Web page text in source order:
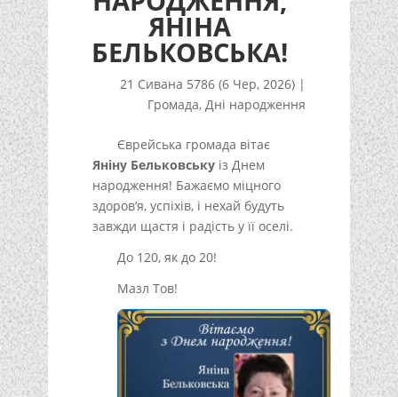
ЯНІНА
БЕЛЬКОВСЬКА!
21 Сивана 5786 (6 Чер, 2026) |
Громада,Дні народження
Єврейська громада вітає
Яніну Бельковськуіз Днем
народження! Бажаємо міцного
здоров’я, успіхів, і нехай будуть
завжди щастя і радість у її оселі.
До 120, як до 20!
Мазл Тов!